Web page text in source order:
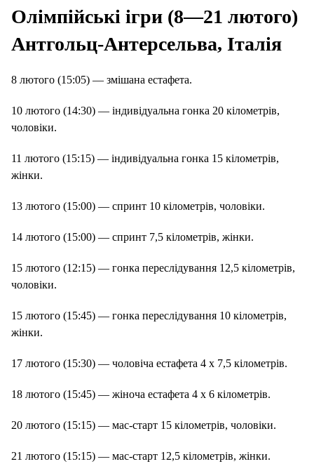
Олімпійські ігри (8—21 лютого)
Антгольц-Антерсельва, Італія
8 лютого (15:05) — змішана естафета.
10 лютого (14:30) — індивідуальна гонка 20 кілометрів,
чоловіки.
11 лютого (15:15) — індивідуальна гонка 15 кілометрів,
жінки.
13 лютого (15:00) — спринт 10 кілометрів, чоловіки.
14 лютого (15:00) — спринт 7,5 кілометрів, жінки.
15 лютого (12:15) — гонка переслідування 12,5 кілометрів,
чоловіки.
15 лютого (15:45) — гонка переслідування 10 кілометрів,
жінки.
17 лютого (15:30) — чоловіча естафета 4 х 7,5 кілометрів.
18 лютого (15:45) — жіноча естафета 4 х 6 кілометрів.
20 лютого (15:15) — мас-старт 15 кілометрів, чоловіки.
21 лютого (15:15) — мас-старт 12,5 кілометрів, жінки.